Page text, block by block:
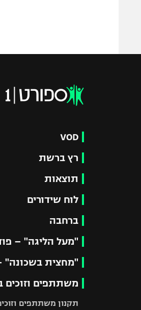
VOD
רץ ברשת
תוצאות
לוח שידורים
ברחבה
"מעל הליגה" –
"מחצית בשכונה"
משתתפים וזוכים
תקנון משתתפים